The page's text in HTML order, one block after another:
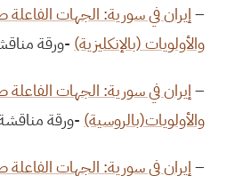
–إيران في سورية: الجهات الفاعلة
والأولويات (بالإنكليزية) -ورقة
–إيران في سورية: الجهات الفاعلة
والأولويات(بالروسية) -ورقة مناقشة
–إيران في سورية: الجهات الفاعلة